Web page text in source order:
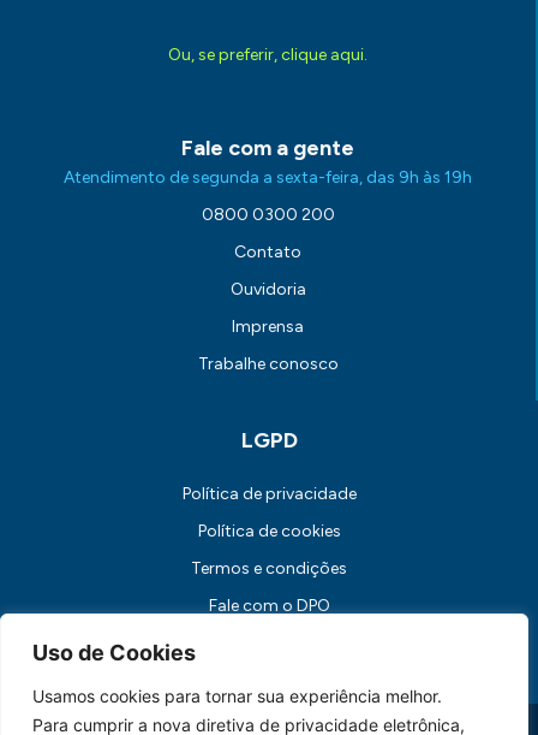
Uso de Cookies
Usamos cookies para tornar sua experiência melhor.
Para cumprir a nova diretiva de privacidade eletrônica,
Ou, se preferir, clique aqui.
Fale com a gente
Atendimento de segunda a sexta-feira, das 9h às 19h
0800 0300 200
Contato
Ouvidoria
Imprensa
Trabalhe conosco
LGPD
Política de privacidade
Política de cookies
Termos e condições
Fale com o DPO
Canal de Comunicação com os Titulares dos Dados
Universidade FUMEC: Rua Cobre, 200 Bairro Cruzeiro CEP: 30.310-